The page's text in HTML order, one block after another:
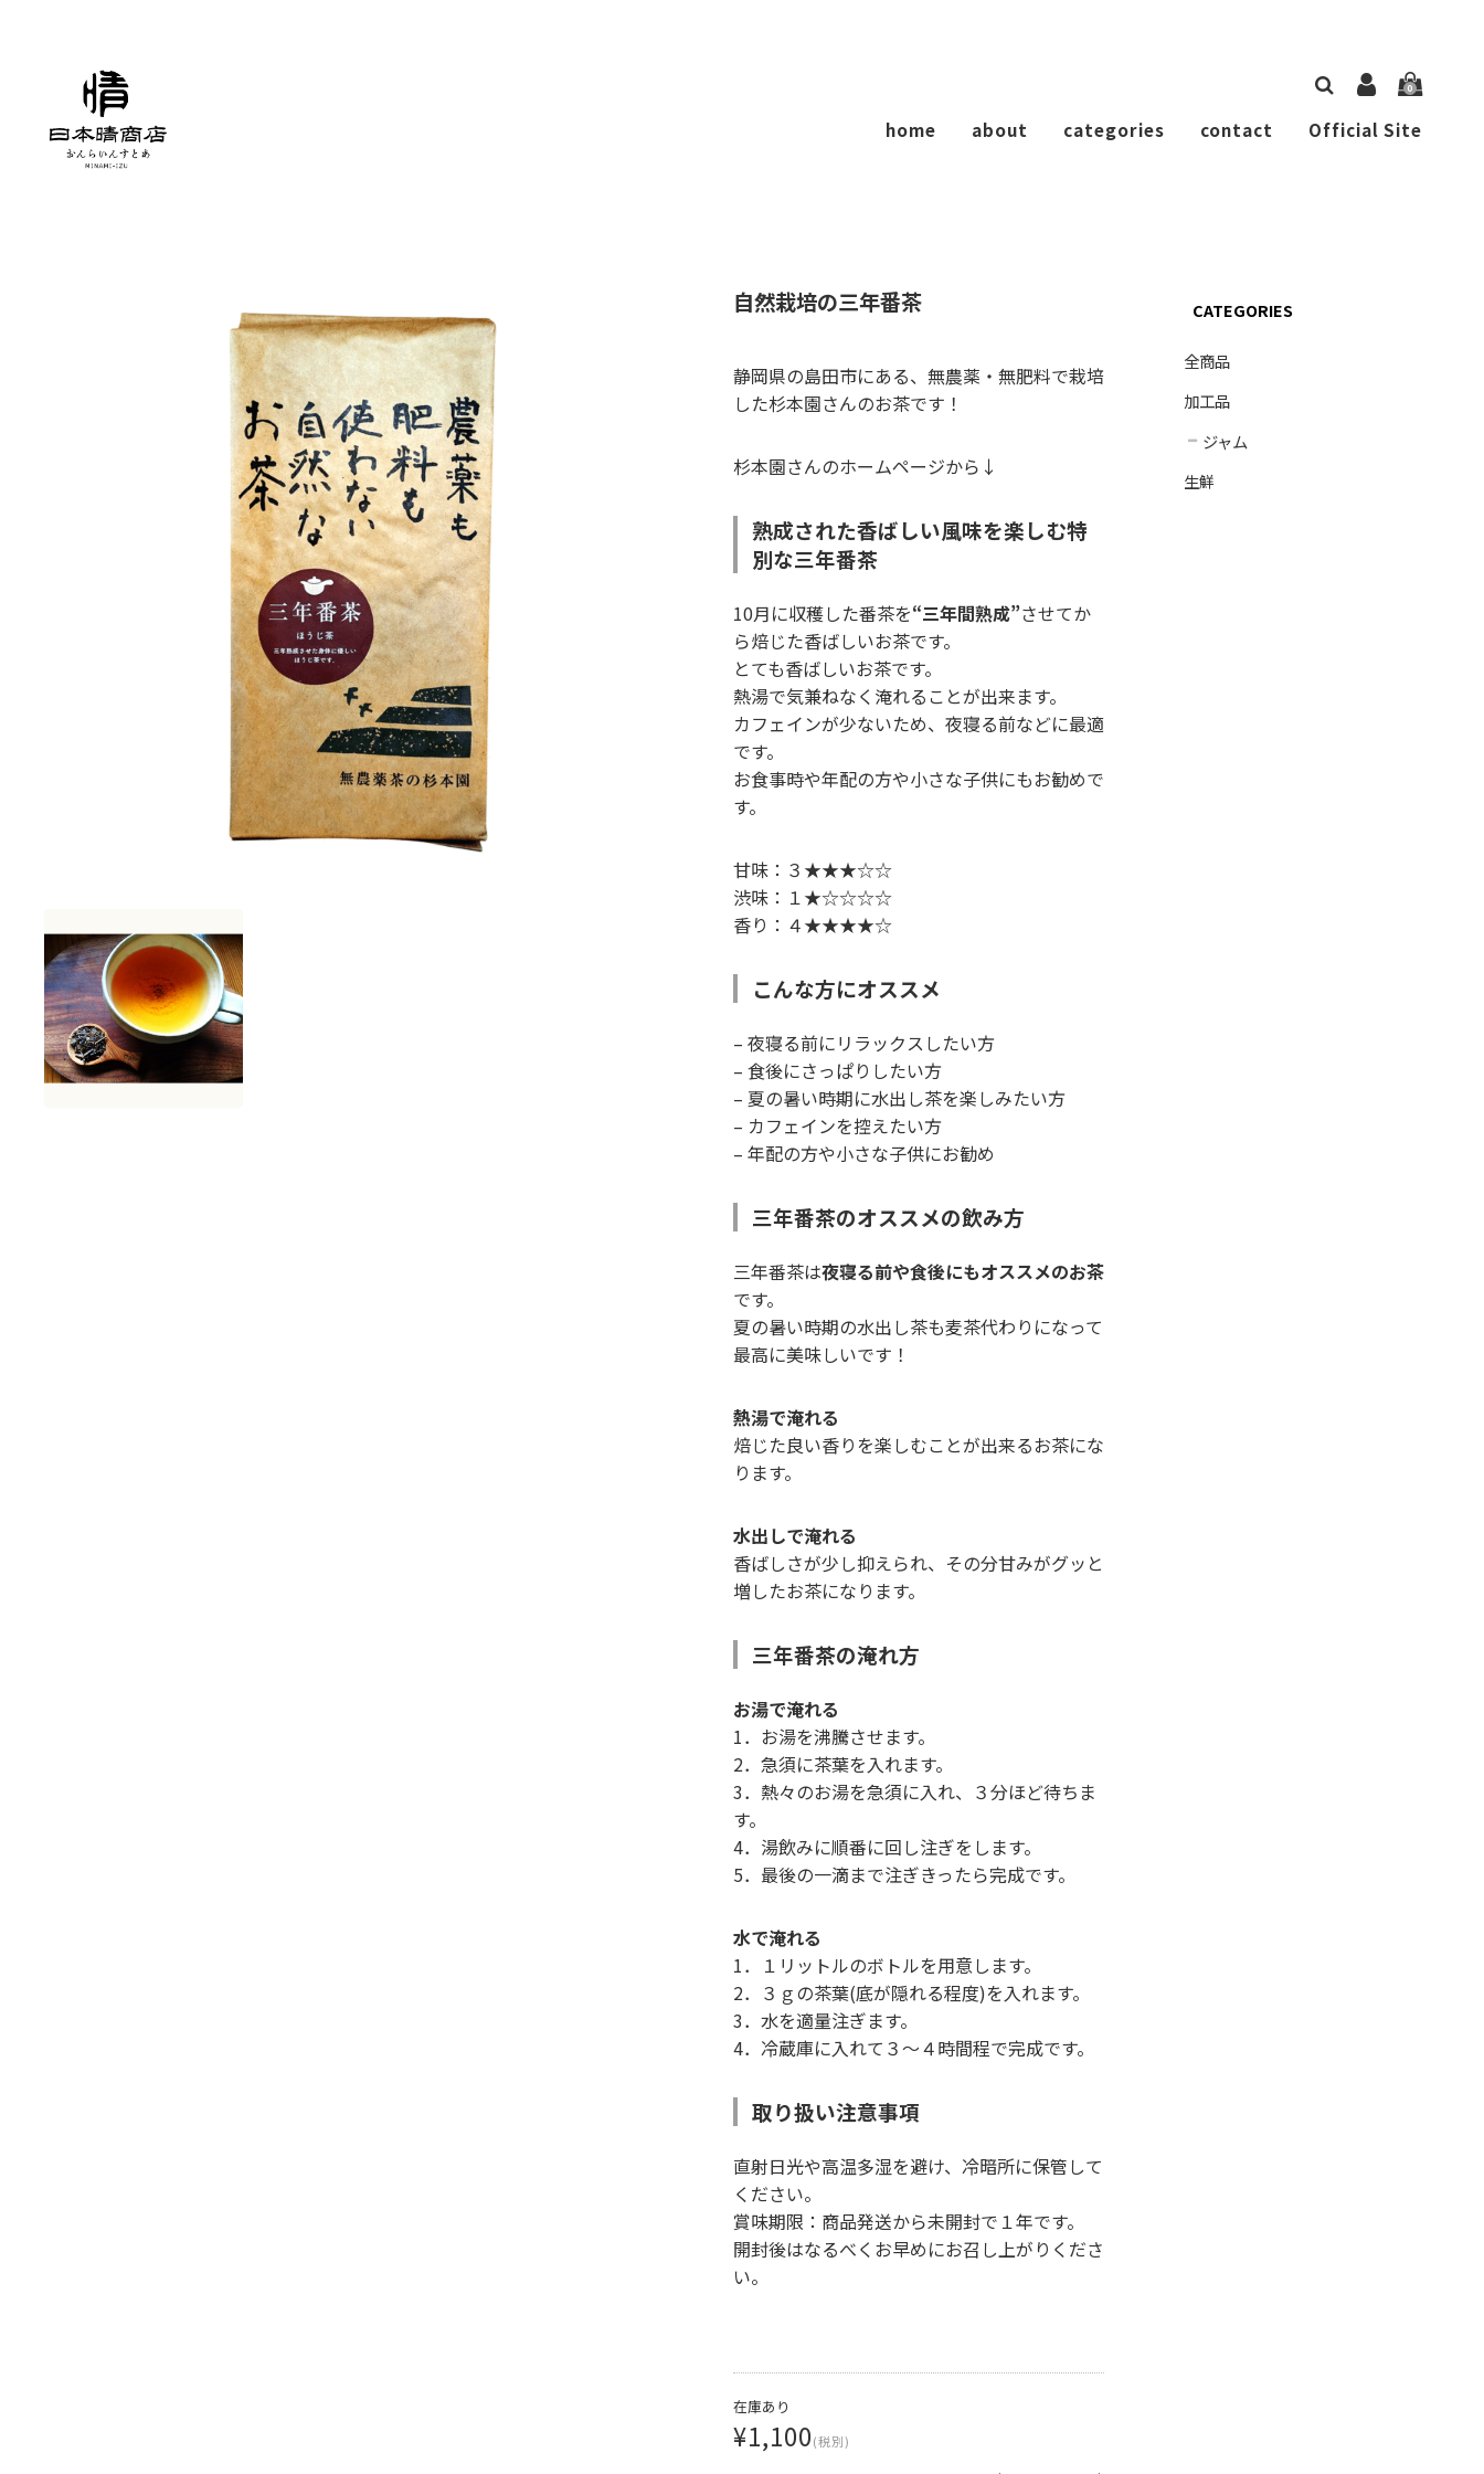
0
home about categories contact Official Site
自然栽培の三年番茶
静岡県の島田市にある、無農薬・無肥料で栽培
した杉本園さんのお茶です！
杉本園さんのホームページから↓
熟成された香ばしい風味を楽しむ特
別な三年番茶
10月に収穫した番茶を“三年間熟成”させてか
ら焙じた香ばしいお茶です。
とても香ばしいお茶です。
熱湯で気兼ねなく淹れることが出来ます。
カフェインが少ないため、夜寝る前などに最適
です。
お食事時や年配の方や小さな子供にもお勧めで
す。
甘味：３★★★☆☆
渋味：１★☆☆☆☆
香り：４★★★★☆
こんな方にオススメ
– 夜寝る前にリラックスしたい方
– 食後にさっぱりしたい方
– 夏の暑い時期に水出し茶を楽しみたい方
– カフェインを控えたい方
– 年配の方や小さな子供にお勧め
三年番茶のオススメの飲み方
三年番茶は夜寝る前や食後にもオススメのお茶
です。
夏の暑い時期の水出し茶も麦茶代わりになって
最高に美味しいです！
熱湯で淹れる
焙じた良い香りを楽しむことが出来るお茶にな
ります。
水出しで淹れる
香ばしさが少し抑えられ、その分甘みがグッと
増したお茶になります。
三年番茶の淹れ方
お湯で淹れる
1．お湯を沸騰させます。
2．急須に茶葉を入れます。
3．熱々のお湯を急須に入れ、３分ほど待ちま
す。
4．湯飲みに順番に回し注ぎをします。
5．最後の一滴まで注ぎきったら完成です。
水で淹れる
1．１リットルのボトルを用意します。
2．３ｇの茶葉(底が隠れる程度)を入れます。
3．水を適量注ぎます。
4．冷蔵庫に入れて３～４時間程で完成です。
取り扱い注意事項
直射日光や高温多湿を避け、冷暗所に保管して
ください。
賞味期限：商品発送から未開封で１年です。
開封後はなるべくお早めにお召し上がりくださ
い。
在庫あり
¥1,100(税別)
CATEGORIES
全商品
加工品
ジャム
生鮮